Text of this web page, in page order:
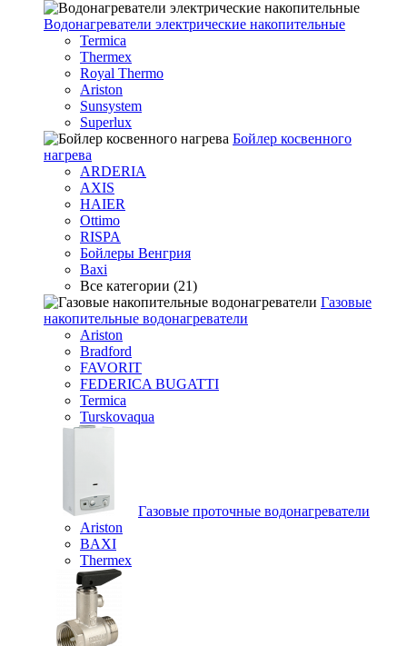
Водонагреватели электрические накопительные
Termica
Thermex
Royal Thermo
Ariston
Sunsystem
Superlux
Бойлер косвенного
нагрева
ARDERIA
AXIS
HAIER
Ottimo
RISPA
Бойлеры Венгрия
Baxi
Все категории (21)
Газовые
накопительные водонагреватели
Ariston
Bradford
FAVORIT
FEDERICA BUGATTI
Termica
Turskovaqua
Газовые проточные водонагреватели
Ariston
BAXI
Thermex